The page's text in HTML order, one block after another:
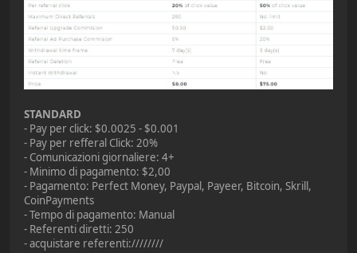
STANDARD
- Pay per click: $0.0025 - $0.001
- Pay per refferal Click: 20%
- Comunicazioni giornaliere: 4+
- Minimo di pagamento: $2,00
- Pagamento: Perfect Money, Paypal, Payeer, Bitcoin, Skrill,
CoinPayments
- Tempo di pagamento: Manual
- Referenti diretti: 250
- acquistare referenti:////////